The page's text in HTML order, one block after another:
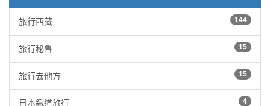
旅行西藏 144
旅行秘魯 15
旅行去他方 15
日本鐵道旅行 4